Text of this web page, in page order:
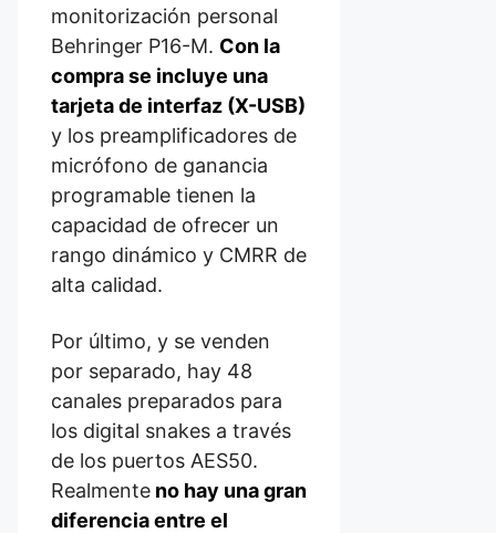
monitorización personal
Behringer P16-M. Con la
compra se incluye una
tarjeta de interfaz (X-USB)
y los preamplificadores de
micrófono de ganancia
programable tienen la
capacidad de ofrecer un
rango dinámico y CMRR de
alta calidad.
Por último, y se venden
por separado, hay 48
canales preparados para
los digital snakes a través
de los puertos AES50.
Realmente no hay una gran
diferencia entre el